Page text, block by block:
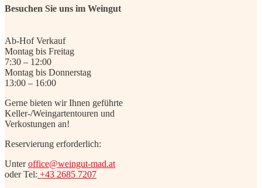
Besuchen Sie uns im Weingut
Ab-Hof Verkauf
Montag bis Freitag
7:30 – 12:00
Montag bis Donnerstag
13:00 – 16:00
Gerne bieten wir Ihnen geführte
Keller-/Weingartentouren und
Verkostungen an!
Reservierung erforderlich:
Unteroffice@weingut-mad.at
oder Tel: +43 2685 7207